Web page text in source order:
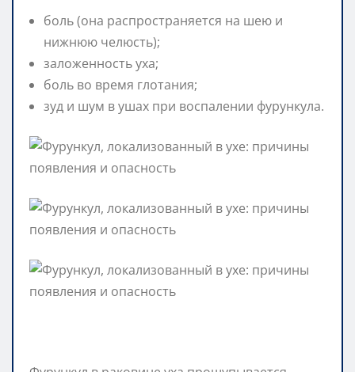
боль (она распространяется на шею и
нижнюю челюсть);
заложенность уха;
боль во время глотания;
зуд и шум в ушах при воспалении фурункула.